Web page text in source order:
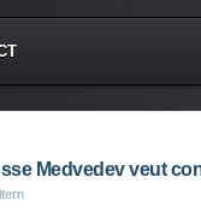
Medvedev veut